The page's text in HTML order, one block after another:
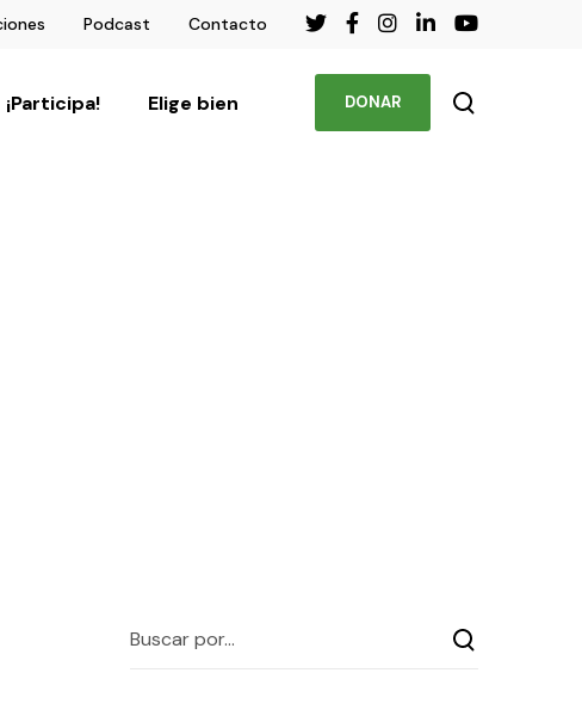
Podcast Contacto
¡Participa! Elige bien DONAR